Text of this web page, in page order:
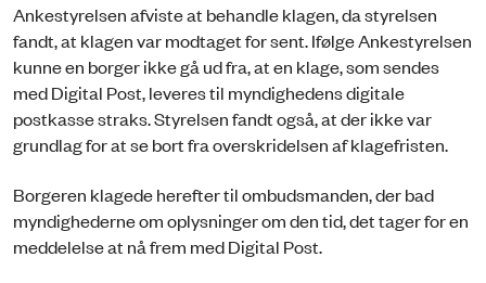
Ankestyrelsen afviste at behandle klagen, da styrelsen
fandt, at klagen var modtaget for sent. Ifølge Ankestyrelsen
kunne en borger ikke gå ud fra, at en klage, som sendes
med Digital Post, leveres til myndighedens digitale
postkasse straks. Styrelsen fandt også, at der ikke var
grundlag for at se bort fra overskridelsen af klagefristen.
Borgeren klagede herefter til ombudsmanden, der bad
myndighederne om oplysninger om den tid, det tager for en
meddelelse at nå frem med Digital Post.